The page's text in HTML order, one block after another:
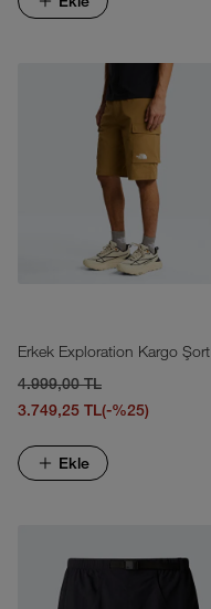
Erkek Exploration Kargo Şort
4.999,00 TL
3.749,25 TL(-%25)
Ekle